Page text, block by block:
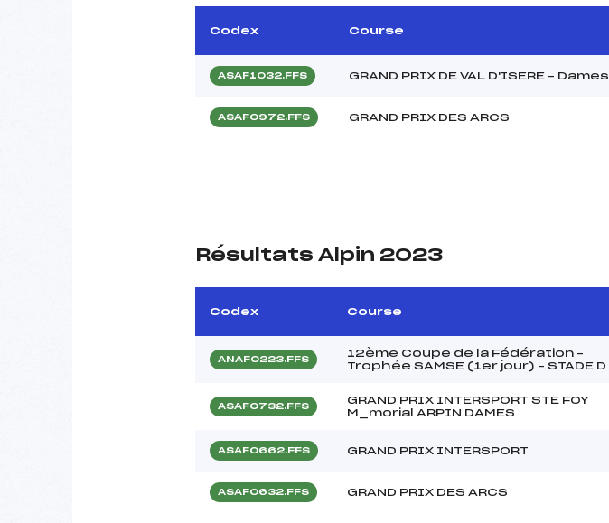
Codex Course
ASAF1032.FFS GRAND PRIX DE VAL D'ISERE – Dames
ASAF0972.FFS GRAND PRIX DES ARCS
Résultats Alpin 2023
Codex Course
ANAF0223.FFS
12ème Coupe de la Fédération –
Trophée SAMSE (1er jour) – STADE D
ASAF0732.FFS
GRAND PRIX INTERSPORT STE FOY
M_morial ARPIN DAMES
ASAF0662.FFS GRAND PRIX INTERSPORT
ASAF0632.FFS GRAND PRIX DES ARCS